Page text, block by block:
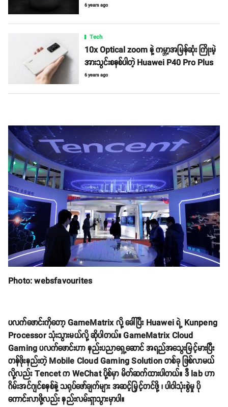
6 years ago
Tech
10x Optical zoom နဲ့ ကမ္ဘာ့အမြန်ဆုံး ကြိုးမဲ့
အားသွင်းစနစ်ပါတဲ့ Huawei P40 Pro Plus
6 years ago
Photo: websfavourites
ပလက်‌ဖောင်းကိုတော့ GameMatrix လို့ ခေါ်ပြီး Huawei ရဲ့ Kunpeng
Processor သုံးသွားမယ်လို့ ဆိုပါတယ်။ GameMatrix Cloud
Gaming ပလက်ဖောင်းဟာ နည်းပညာရှေ့ဆောင် အရည်အသွေးမြင့်မားပြီး
တန်ဖိုးနည်းတဲ့ Mobile Cloud Gaming Solution တစ်ခု ဖြစ်လာမယ်
လို့လည်း Tencet က WeChat ပို့စ်မှာ မိတ်ဆက်ထားပါတယ်။ ဒီ lab ဟာ
ဂိမ်းအင်ဂျင်စနစ်နဲ့ သရုပ်ဖော်ချက်များ အဆင့်မြှင့်တင်ဖို့ ၊ ပါဝါသုံးစွဲမှု ပို
ကောင်းလာဖို့လည်း နည်းလမ်းရှာသွားမှာပါ။